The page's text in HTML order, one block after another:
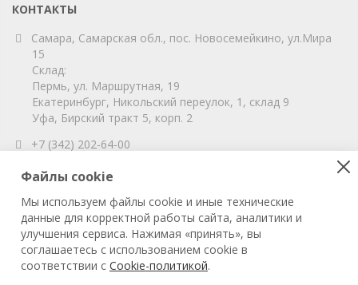
КОНТАКТЫ
Самара, Самарская обл., пос. Новосемейкино, ул.Мира
15
Склад:
Пермь, ул. Маршрутная, 19
Екатеринбург, Никольский переулок, 1, склад 9
Уфа, Бирский тракт 5, корп. 2
+7 (342) 202-64-00
info@vitahim-perm.ru
ООО «ВитаХим Пермь»
ОГРН: 1115905003059
ИНН/КПП: 5905285619/590501001
Файлы cookie
Мы используем файлы cookie и иные технические
данные для корректной работы сайта, аналитики и
улучшения сервиса. Нажимая «принять», вы
соглашаетесь с использованием cookie в
соответствии с Cookie-политикой.